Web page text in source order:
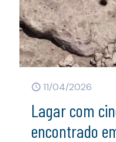
11/04/2026
Lagar com
encontrado